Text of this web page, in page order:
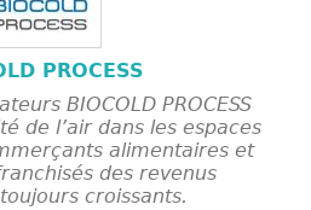
PROCESS
BIOCOLD PROCESS
de l’air dans les espaces
alimentaires et
des revenus
croissants.